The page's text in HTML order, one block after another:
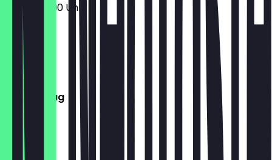
07:30 - 21:00 Uhr
Montag
Dienstag
Mittwoch
Donnerstag
Freitag
Samstag
Sonntag